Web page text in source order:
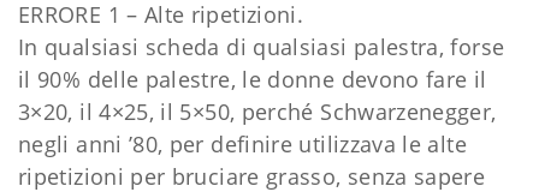
ERRORE 1 – Alte ripetizioni.
In qualsiasi scheda di qualsiasi palestra, forse
il 90% delle palestre, le donne devono fare il
3×20, il 4×25, il 5×50, perché Schwarzenegger,
negli anni ’80, per definire utilizzava le alte
ripetizioni per bruciare grasso, senza sapere